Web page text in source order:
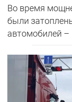
Во время
были
автомобилей –